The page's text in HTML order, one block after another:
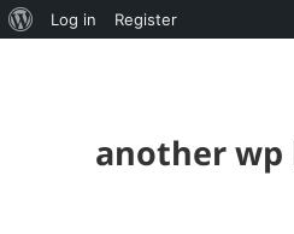
About
Log in Register
another wp